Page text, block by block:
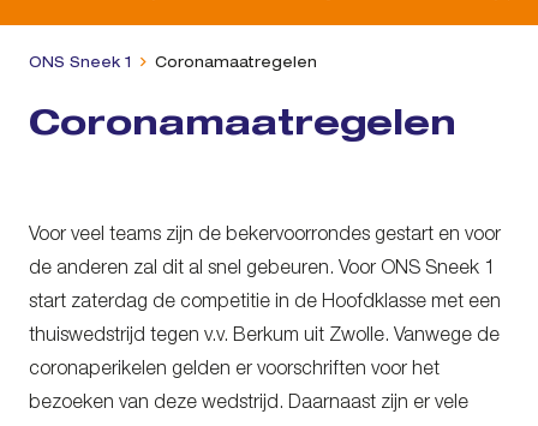
ONS Sneek 1 Coronamaatregelen
Coronamaatregelen
Voor veel teams zijn de bekervoorrondes gestart en voor
de anderen zal dit al snel gebeuren. Voor ONS Sneek 1
start zaterdag de competitie in de Hoofdklasse met een
thuiswedstrijd tegen v.v. Berkum uit Zwolle. Vanwege de
coronaperikelen gelden er voorschriften voor het
bezoeken van deze wedstrijd. Daarnaast zijn er vele